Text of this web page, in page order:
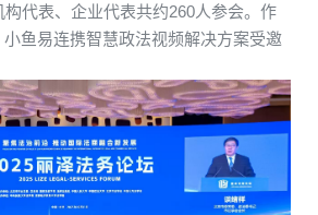
3567
代表、企业代表共约260人参会。作
小鱼易连携智慧政法视频解决方案受邀